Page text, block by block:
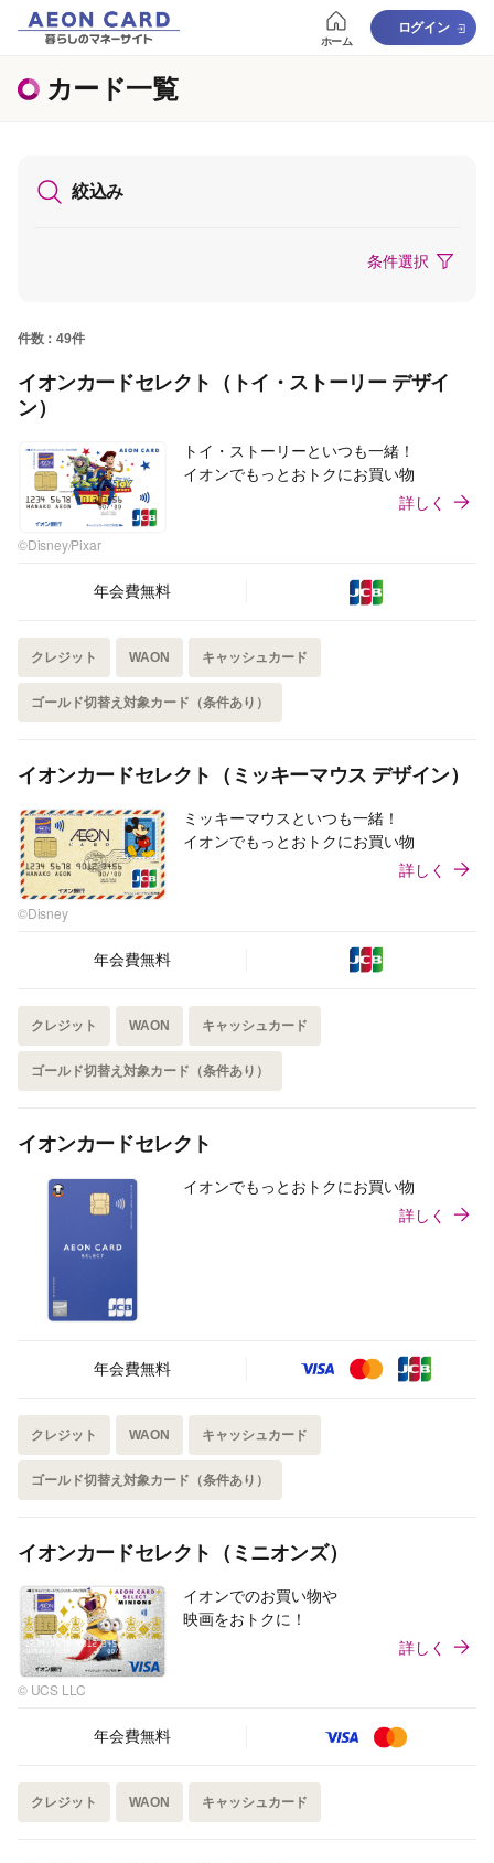
ホーム
ログイン
カード一覧
絞込み
条件選択
件数：49件
イオンカードセレクト（トイ・ストーリー デザイ
ン）
©Disney/Pixar
トイ・ストーリーといつも一緒！
イオンでもっとおトクにお買い物
詳しく
年会費無料
クレジット WAON キャッシュカード
ゴールド切替え対象カード（条件あり）
イオンカードセレクト（ミッキーマウス デザイン）
©Disney
ミッキーマウスといつも一緒！
イオンでもっとおトクにお買い物
詳しく
年会費無料
クレジット WAON キャッシュカード
ゴールド切替え対象カード（条件あり）
イオンカードセレクト
イオンでもっとおトクにお買い物
詳しく
年会費無料
クレジット WAON キャッシュカード
ゴールド切替え対象カード（条件あり）
イオンカードセレクト（ミニオンズ）
© UCS LLC
イオンでのお買い物や
映画をおトクに！
詳しく
年会費無料
クレジット WAON キャッシュカード